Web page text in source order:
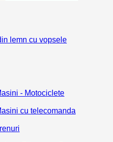
lemn cu vopsele
- Motociclete
cu telecomanda